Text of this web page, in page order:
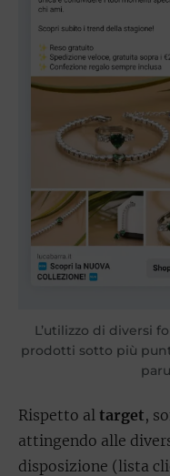
L’utilizzo di diversi
prodotti sotto più
Rispetto al target,
attingendo alle
disposizione (lista